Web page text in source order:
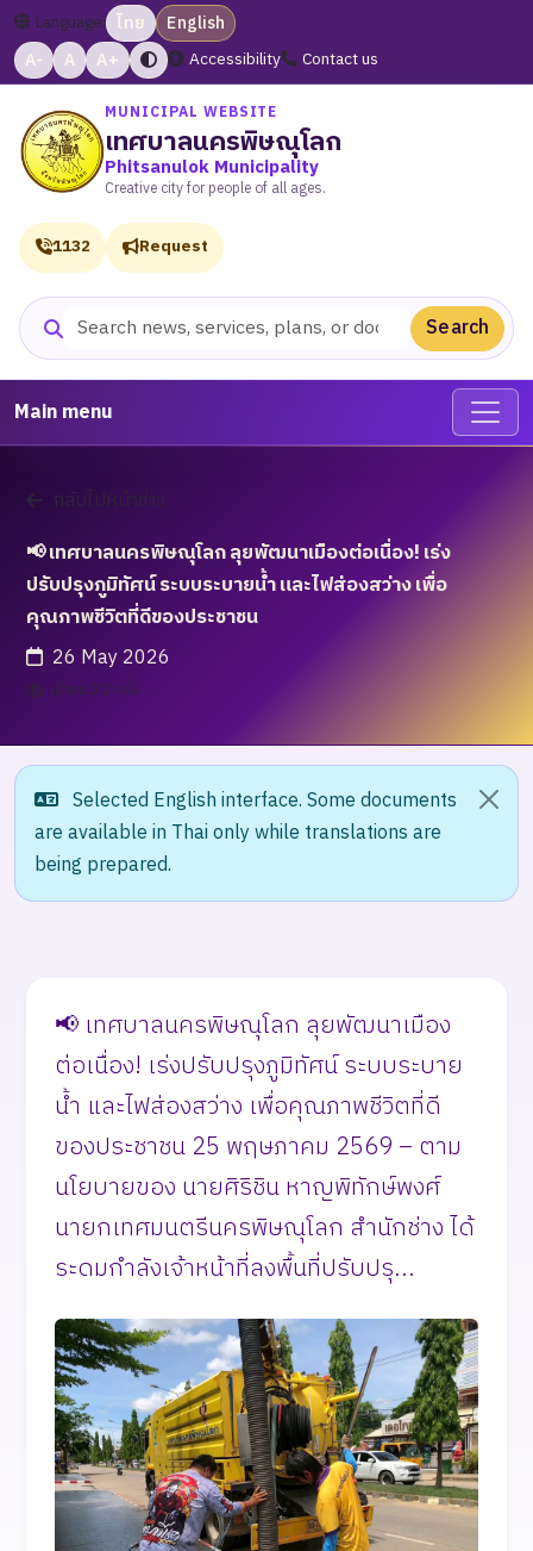
Language: ไทย
English
A-
A A+ Accessibility Contact us
MUNICIPAL WEBSITE
เทศบาลนครพิษณุโลก
Phitsanulok Municipality
Creative city for people of all ages.
Search website Search
1132 Request
Main menu
กลับไปหน้าข่าว
📢 เทศบาลนครพิษณุโลก ลุยพัฒนาเมืองต่อเนื่อง! เร่ง
ปรับปรุงภูมิทัศน์ ระบบระบายน้ำ และไฟส่องสว่าง เพื่อ
คุณภาพชีวิตที่ดีของประชาชน
26 May 2026
เข้าชม 32 ครั้ง
Selected English interface. Some documents
are available in Thai only while translations are
being prepared.
📢 เทศบาลนครพิษณุโลก ลุยพัฒนาเมือง
ต่อเนื่อง! เร่งปรับปรุงภูมิทัศน์ ระบบระบาย
น้ำ และไฟส่องสว่าง เพื่อคุณภาพชีวิตที่ดี
ของประชาชน ​25 พฤษภาคม 2569 – ตาม
นโยบายของ นายศิริชิน หาญพิทักษ์พงศ์
นายกเทศมนตรีนครพิษณุโลก สำนักช่าง ได้
ระดมกำลังเจ้าหน้าที่ลงพื้นที่ปรับปรุ...